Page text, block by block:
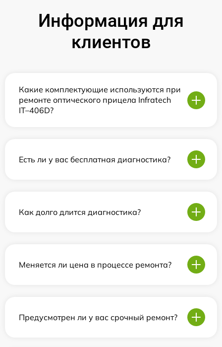
Информация для
клиентов
Какие комплектующие используются при
ремонте оптического прицела Infratech
IT–406D?
Есть ли у вас бесплатная диагностика?
Как долго длится диагностика?
Меняется ли цена в процессе ремонта?
Предусмотрен ли у вас срочный ремонт?